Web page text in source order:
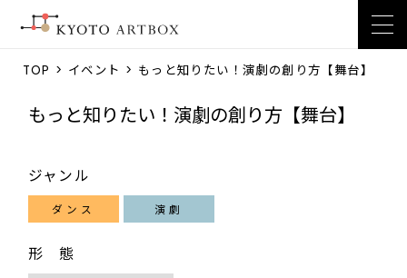
TOP > イベント > もっと知りたい！演劇の創り方【舞台】
もっと知りたい！演劇の創り方【舞台】
ジャンル
ダンス 演劇
形 態